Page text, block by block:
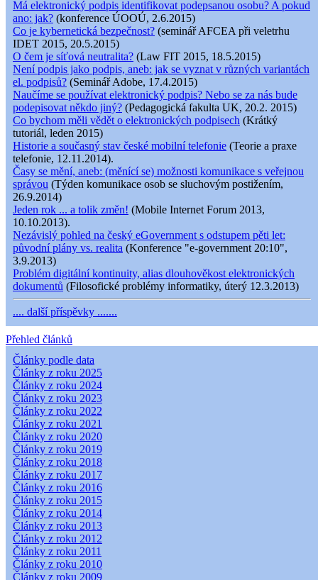
Má elektronický podpis identifikovat podepsanou osobu? A pokud
ano: jak? (konference ÚOOÚ, 2.6.2015)
Co je kybernetická bezpečnost? (seminář AFCEA při veletrhu
IDET 2015, 20.5.2015)
O čem je síťová neutralita? (Law FIT 2015, 18.5.2015)
Není podpis jako podpis, aneb: jak se vyznat v různých variantách
el. podpisů? (Seminář Adobe, 17.4.2015)
Naučíme se používat elektronický podpis? Nebo se za nás bude
podepisovat někdo jiný? (Pedagogická fakulta UK, 20.2. 2015)
Co bychom měli vědět o elektronických podpisech (Krátký
tutoriál, leden 2015)
Historie a současný stav české mobilní telefonie (Teorie a praxe
telefonie, 12.11.2014).
Časy se mění, aneb: (měnící se) možnosti komunikace s veřejnou
správou (Týden komunikace osob se sluchovým postižením,
26.9.2014)
Jeden rok ... a tolik změn! (Mobile Internet Forum 2013,
10.10.2013).
Nezávislý pohled na český eGovernment s odstupem pěti let:
původní plány vs. realita (Konference "e-government 20:10",
3.9.2013)
Problém digitální kontinuity, alias dlouhověkost elektronických
dokumentů (Filosofické problémy informatiky, úterý 12.3.2013)
.... další příspěvky .......
Přehled článků
Články podle data
Články z roku 2025
Články z roku 2024
Články z roku 2023
Články z roku 2022
Články z roku 2021
Články z roku 2020
Články z roku 2019
Články z roku 2018
Články z roku 2017
Články z roku 2016
Články z roku 2015
Články z roku 2014
Články z roku 2013
Články z roku 2012
Články z roku 2011
Články z roku 2010
Články z roku 2009